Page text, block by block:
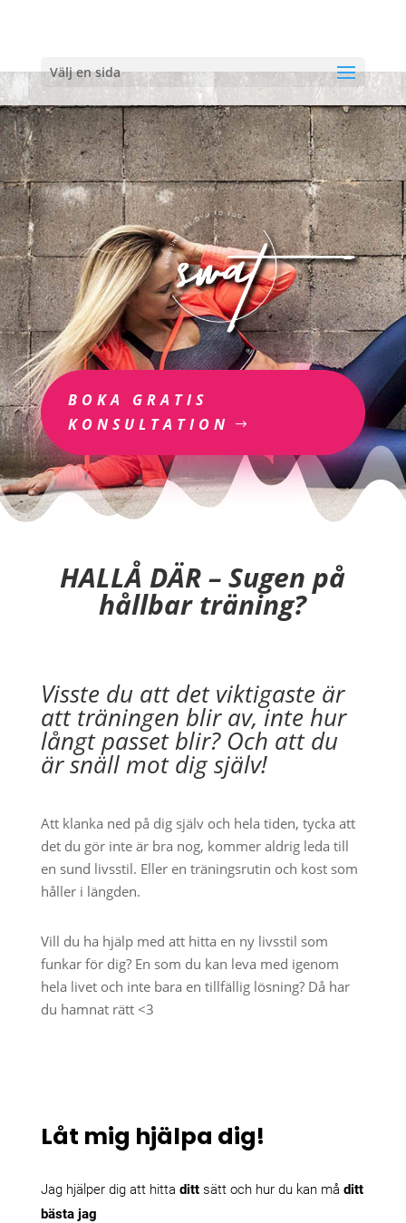
Välj en sida
BOKA GRATIS
KONSULTATION
HALLÅ DÄR – Sugen på
hållbar träning?
Visste du att det viktigaste är
att träningen blir av, inte hur
långt passet blir? Och att du
är snäll mot dig själv!
Att klanka ned på dig själv och hela tiden, tycka att
det du gör inte är bra nog, kommer aldrig leda till
en sund livsstil. Eller en träningsrutin och kost som
håller i längden.
Vill du ha hjälp med att hitta en ny livsstil som
funkar för dig? En som du kan leva med igenom
hela livet och inte bara en tillfällig lösning? Då har
du hamnat rätt <3
Låt mig hjälpa dig!
Jag hjälper dig att hitta dittsätt och hur du kan må ditt
bästa jag